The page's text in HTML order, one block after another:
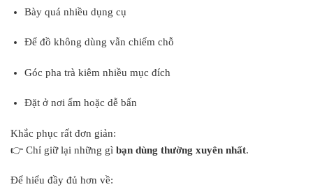
Bày quá nhiều dụng cụ
Để đồ không dùng vẫn chiếm chỗ
Góc pha trà kiêm nhiều mục đích
Đặt ở nơi ẩm hoặc dễ bẩn
Khắc phục rất đơn giản:
👉 Chỉ giữ lại những gì bạn dùng thường xuyên nhất.
Để hiểu đầy đủ hơn về: